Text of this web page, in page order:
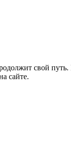
свой
сайте.